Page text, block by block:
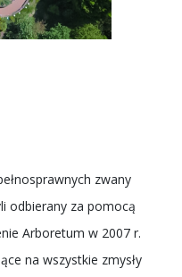
zwany
odbierany za pomocą
Arboretum w 2007 r.
na wszystkie zmysły